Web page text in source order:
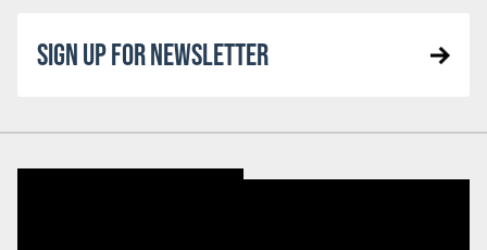
SIGN UP FOR NEWSLETTER